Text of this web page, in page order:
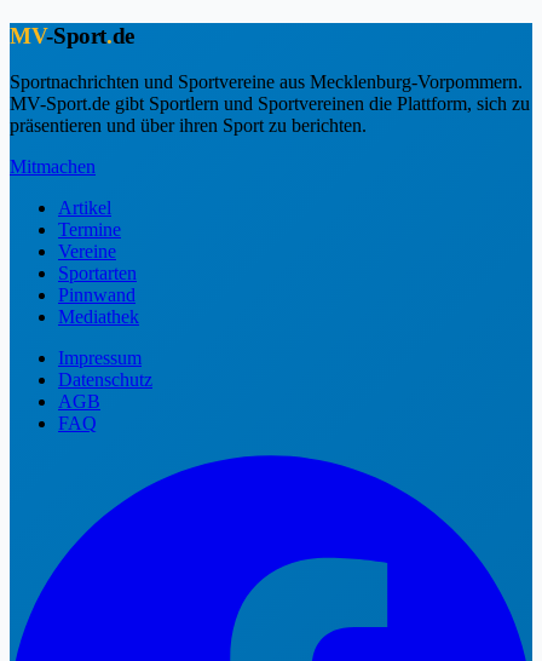
MV-Sport.de
Sportnachrichten und Sportvereine aus Mecklenburg-Vorpommern.
MV-Sport.de gibt Sportlern und Sportvereinen die Plattform, sich zu
präsentieren und über ihren Sport zu berichten.
Mitmachen
Artikel
Termine
Vereine
Sportarten
Pinnwand
Mediathek
Impressum
Datenschutz
AGB
FAQ